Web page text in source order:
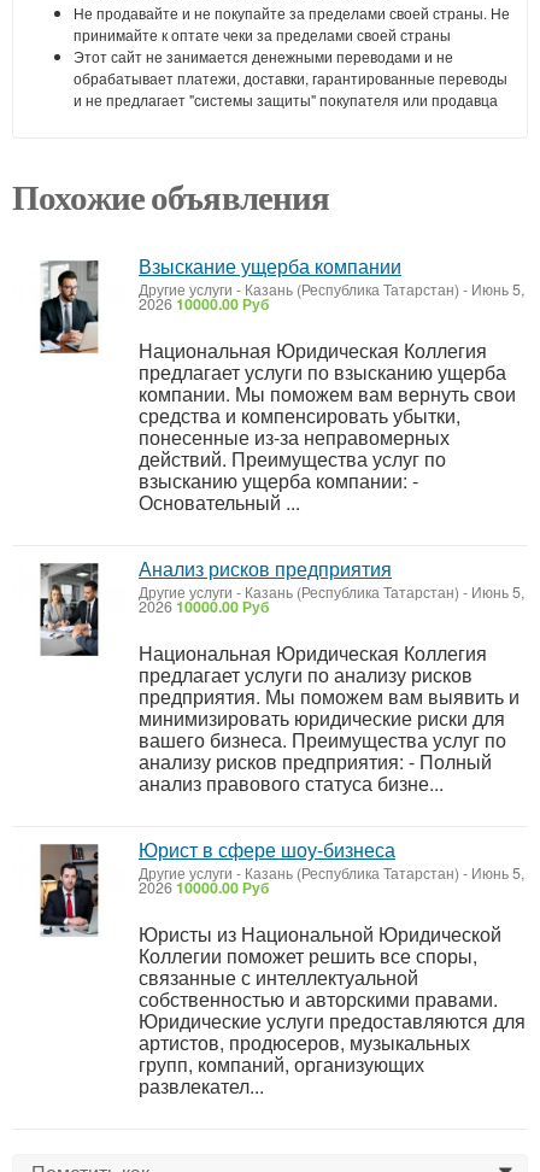
Не продавайте и не покупайте за пределами своей страны. Не
принимайте к оптате чеки за пределами своей страны
Этот сайт не занимается денежными переводами и не
обрабатывает платежи, доставки, гарантированные переводы
и не предлагает "системы защиты" покупателя или продавца
Похожие объявления
Взыскание ущерба компании
Другие услуги - Казань (Республика Татарстан) - Июнь 5,
202610000.00 Руб
Национальная Юридическая Коллегия
предлагает услуги по взысканию ущерба
компании. Мы поможем вам вернуть свои
средства и компенсировать убытки,
понесенные из-за неправомерных
действий. Преимущества услуг по
взысканию ущерба компании: -
Основательный ...
Анализ рисков предприятия
Другие услуги - Казань (Республика Татарстан) - Июнь 5,
202610000.00 Руб
Национальная Юридическая Коллегия
предлагает услуги по анализу рисков
предприятия. Мы поможем вам выявить и
минимизировать юридические риски для
вашего бизнеса. Преимущества услуг по
анализу рисков предприятия: - Полный
анализ правового статуса бизне...
Юрист в сфере шоу-бизнеса
Другие услуги - Казань (Республика Татарстан) - Июнь 5,
202610000.00 Руб
Юристы из Национальной Юридической
Коллегии поможет решить все споры,
связанные с интеллектуальной
собственностью и авторскими правами.
Юридические услуги предоставляются для
артистов, продюсеров, музыкальных
групп, компаний, организующих
развлекател...